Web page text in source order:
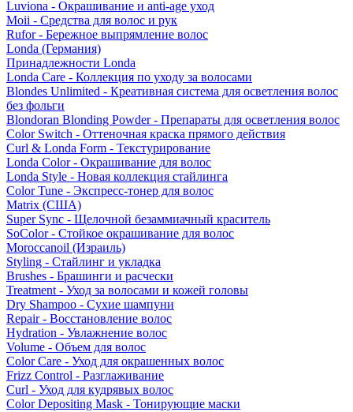
Luviona - Окрашивание и anti-age уход
Moii - Средства для волос и рук
Rufor - Бережное выпрямление волос
Londa (Германия)
Принадлежности Londa
Londa Care - Коллекция по уходу за волосами
Blondes Unlimited - Креативная система для осветления волос
без фольги
Blondoran Blonding Powder - Препараты для осветления волос
Color Switch - Оттеночная краска прямого действия
Curl & Londa Form - Текстурирование
Londa Color - Окрашивание для волос
Londa Style - Новая коллекция стайлинга
Color Tune - Экспресс-тонер для волос
Matrix (США)
Super Sync - Щелочной безаммиачный краситель
SoColor - Стойкое окрашивание для волос
Moroccanoil (Израиль)
Styling - Стайлинг и укладка
Brushes - Брашинги и расчески
Treatment - Уход за волосами и кожей головы
Dry Shampoo - Сухие шампуни
Repair - Восстановление волос
Hydration - Увлажнение волос
Volume - Объем для волос
Color Care - Уход для окрашенных волос
Frizz Control - Разглаживание
Curl - Уход для кудрявых волос
Color Depositing Mask - Тонирующие маски